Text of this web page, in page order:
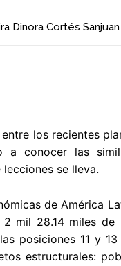
Dinora Cortés Sanjuan
los recientes
a conocer las
se lleva.
de América
mil 28.14 miles
posiciones 11 y
estructurales: